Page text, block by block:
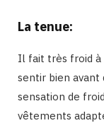
La tenue:
Il fait très froid à
sentir bien avant
sensation de
vêtements